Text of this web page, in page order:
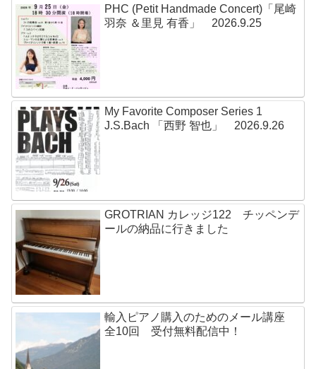
PHC (Petit Handmade Concert)「尾崎
羽奈 ＆里見 有香」 2026.9.25
My Favorite Composer Series 1
J.S.Bach 「西野 智也」 2026.9.26
GROTRIAN カレッジ122 チッペンデ
ールの納品に行きました
輸入ピアノ購入のためのメール講座
全10回 受付無料配信中！